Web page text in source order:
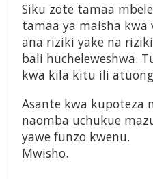
Siku zote tamaa
tamaa ya maisha
ana riziki yake na
bali hucheleweshwa.
kwa kila kitu ili
Asante kwa kupoteza
naomba uchukue
yawe funzo kwenu.
Mwisho.